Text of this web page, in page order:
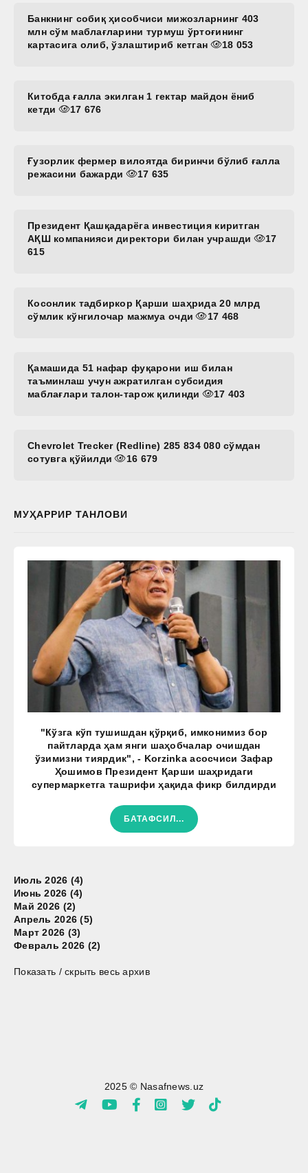
Банкнинг собиқ ҳисобчиси мижозларнинг 403
млн сўм маблағларини турмуш ўртоғининг
картасига олиб, ўзлаштириб кетган
18 053
Китобда ғалла экилган 1 гектар майдон ёниб
кетди
17 676
Ғузорлик фермер вилоятда биринчи бўлиб ғалла
режасини бажарди
17 635
Президент Қашқадарёга инвестиция киритган
АҚШ компанияси директори билан учрашди
17
615
Косонлик тадбиркор Қарши шаҳрида 20 млрд
сўмлик кўнгилочар мажмуа очди
17 468
Қамашида 51 нафар фуқарони иш билан
таъминлаш учун ажратилган субсидия
маблағлари талон-тарож қилинди
17 403
Chevrolet Trecker (Redline) 285 834 080 сўмдан
сотувга қўйилди
16 679
МУҲАРРИР ТАНЛОВИ
"Кўзга кўп тушишдан қўрқиб, имконимиз бор
пайтларда ҳам янги шаҳобчалар очишдан
ўзимизни тиярдик", - Korzinka асосчиси Зафар
Ҳошимов Президент Қарши шаҳридаги
супермаркетга ташрифи ҳақида фикр билдирди
БАТАФСИЛ...
Июль 2026 (4)
Июнь 2026 (4)
Май 2026 (2)
Апрель 2026 (5)
Март 2026 (3)
Февраль 2026 (2)
Показать / скрыть весь архив
2025 © Nasafnews.uz